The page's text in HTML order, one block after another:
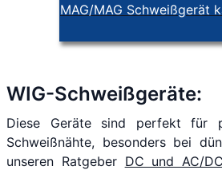
MAG/MAG Schweißgerät
WIG-Schweißgeräte:
Diese Geräte sind perfekt für
Schweißnähte, besonders bei
unseren Ratgeber DC und AC/